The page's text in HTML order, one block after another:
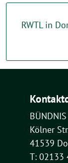
RWTL in
Kölner
41539
T: 02133